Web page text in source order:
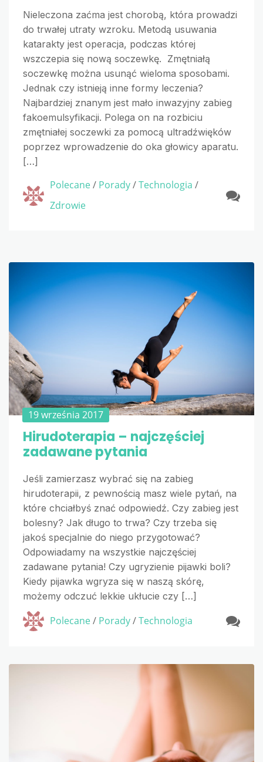
Nieleczona zaćma jest chorobą, która prowadzi
do trwałej utraty wzroku. Metodą usuwania
katarakty jest operacja, podczas której
wszczepia się nową soczewkę. Zmętniałą
soczewkę można usunąć wieloma sposobami.
Jednak czy istnieją inne formy leczenia?
Najbardziej znanym jest mało inwazyjny zabieg
fakoemulsyfikacji. Polega on na rozbiciu
zmętniałej soczewki za pomocą ultradźwięków
poprzez wprowadzenie do oka głowicy aparatu.
[…]
Polecane/ Porady/Technologia /
Zdrowie
19 września 2017
Hirudoterapia – najczęściej
zadawane pytania
Jeśli zamierzasz wybrać się na zabieg
hirudoterapii, z pewnością masz wiele pytań, na
które chciałbyś znać odpowiedź. Czy zabieg jest
bolesny? Jak długo to trwa? Czy trzeba się
jakoś specjalnie do niego przygotować?
Odpowiadamy na wszystkie najczęściej
zadawane pytania! Czy ugryzienie pijawki boli?
Kiedy pijawka wgryza się w naszą skórę,
możemy odczuć lekkie ukłucie czy […]
Polecane/ Porady/Technologia